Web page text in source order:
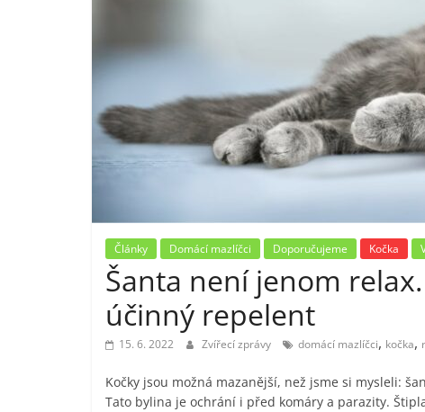
Články Domácí mazlíčci Doporučujeme Kočka
Šanta není jenom
účinný repelent
15. 6. 2022 Zvířecí zprávy domácí mazlíčci, kočka,
Kočky jsou možná mazanější, než jsme si mysleli:
Tato bylina je ochrání i před komáry a parazity.